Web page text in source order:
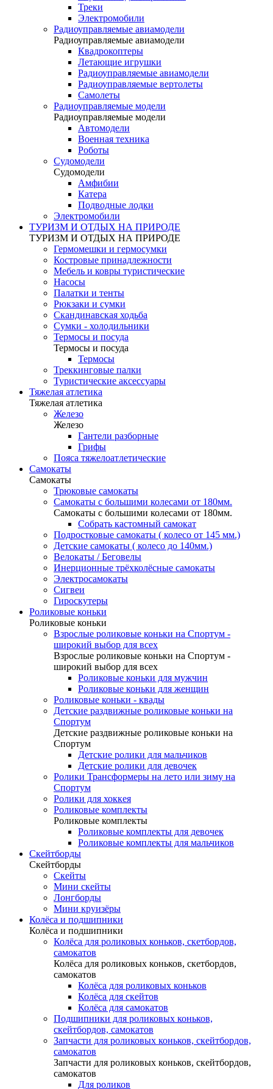
Треки
Электромобили
Радиоуправляемые авиамодели
Радиоуправляемые авиамодели
Квадрокоптеры
Летающие игрушки
Радиоуправляемые авиамодели
Радиоуправляемые вертолеты
Самолеты
Радиоуправляемые модели
Радиоуправляемые модели
Автомодели
Военная техника
Роботы
Судомодели
Судомодели
Амфибии
Катера
Подводные лодки
Электромобили
ТУРИЗМ И ОТДЫХ НА ПРИРОДЕ
ТУРИЗМ И ОТДЫХ НА ПРИРОДЕ
Гермомешки и гермосумки
Костровые принадлежности
Мебель и ковры туристические
Насосы
Палатки и тенты
Рюкзаки и сумки
Скандинавская ходьба
Сумки - холодильники
Термосы и посуда
Термосы и посуда
Термосы
Треккинговые палки
Туристические аксессуары
Тяжелая атлетика
Тяжелая атлетика
Железо
Железо
Гантели разборные
Грифы
Пояса тяжелоатлетические
Самокаты
Самокаты
Трюковые самокаты
Самокаты с большими колесами от 180мм.
Самокаты с большими колесами от 180мм.
Собрать кастомный самокат
Подростковые самокаты ( колесо от 145 мм.)
Детские самокаты ( колесо до 140мм.)
Велокаты / Беговелы
Инерционные трёхколёсные самокаты
Электросамокаты
Сигвеи
Гироскутеры
Роликовые коньки
Роликовые коньки
Взрослые роликовые коньки на Спортум -
широкий выбор для всех
Взрослые роликовые коньки на Спортум -
широкий выбор для всех
Роликовые коньки для мужчин
Роликовые коньки для женщин
Роликовые коньки - квады
Детские раздвижные роликовые коньки на
Спортум
Детские раздвижные роликовые коньки на
Спортум
Детские ролики для мальчиков
Детские ролики для девочек
Ролики Трансформеры на лето или зиму на
Спортум
Ролики для хоккея
Роликовые комплекты
Роликовые комплекты
Роликовые комплекты для девочек
Роликовые комплекты для мальчиков
Скейтборды
Скейтборды
Скейты
Мини скейты
Лонгборды
Мини круизёры
Колёса и подшипники
Колёса и подшипники
Колёса для роликовых коньков, скетбордов,
самокатов
Колёса для роликовых коньков, скетбордов,
самокатов
Колёса для роликовых коньков
Колёса для скейтов
Колёса для самокатов
Подшипники для роликовых коньков,
скейтбордов, самокатов
Запчасти для роликовых коньков, скейтбордов,
самокатов
Запчасти для роликовых коньков, скейтбордов,
самокатов
Для роликов